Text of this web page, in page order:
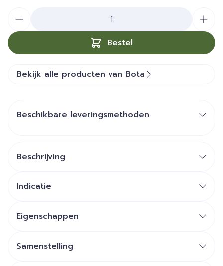
Bestel
Bekijk alle producten van Bota
Beschikbare leveringsmethoden
Beschrijving
Indicatie
Eigenschappen
Samenstelling